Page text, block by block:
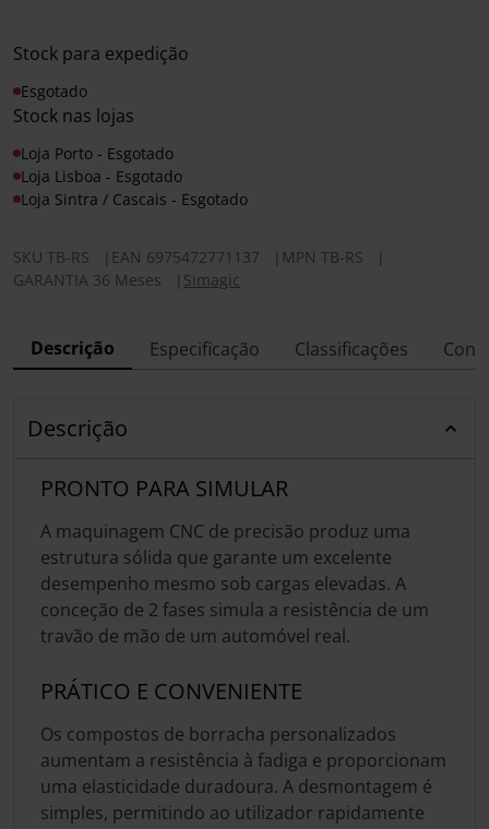
Stock para expedição
Esgotado
Stock nas lojas
Loja Porto - Esgotado
Loja Lisboa - Esgotado
Loja Sintra / Cascais - Esgotado
SKU TB-RS EAN 6975472771137 MPN TB-RS
GARANTIA 36 Meses
Simagic
Descrição Especificação Classificações
Descrição
PRONTO PARA SIMULAR
A maquinagem CNC de precisão produz uma
estrutura sólida que garante um excelente
desempenho mesmo sob cargas elevadas. A
conceção de 2 fases simula a resistência de um
travão de mão de um automóvel real.
PRÁTICO E CONVENIENTE
Os compostos de borracha personalizados
aumentam a resistência à fadiga e proporcionam
uma elasticidade duradoura. A desmontagem é
simples, permitindo ao utilizador rapidamente